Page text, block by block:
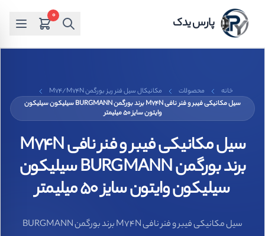
پارس یدک 0
خانه محصولات
مکانیکال سیل فنر ریز بورگمن M74/M74N
سیل مکانیکی فیبر و فنر نافی M74N برند بورگمن BURGMANN سیلیکون سیلیکون
وایتون سایز 50 میلیمتر
سیل مکانیکی فیبر و فنر نافی M74N
برند بورگمن BURGMANN سیلیکون
سیلیکون وایتون سایز 50 میلیمتر
سیل مکانیکی فیبر و فنر نافی M74N برند بورگمن BURGMANN